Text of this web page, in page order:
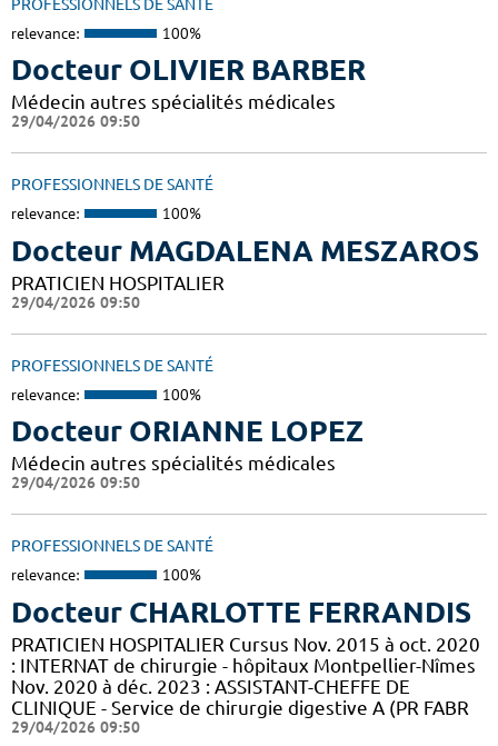
PROFESSIONNELS DE SANTÉ
relevance: 100%
Docteur OLIVIER BARBER
Médecin autres spécialités médicales
29/04/2026 09:50
PROFESSIONNELS DE SANTÉ
relevance: 100%
Docteur MAGDALENA MESZAROS
PRATICIEN HOSPITALIER
29/04/2026 09:50
PROFESSIONNELS DE SANTÉ
relevance: 100%
Docteur ORIANNE LOPEZ
Médecin autres spécialités médicales
29/04/2026 09:50
PROFESSIONNELS DE SANTÉ
relevance: 100%
Docteur CHARLOTTE FERRANDIS
PRATICIEN HOSPITALIER Cursus Nov. 2015 à oct. 2020
: INTERNAT de chirurgie - hôpitaux Montpellier-Nîmes
Nov. 2020 à déc. 2023 : ASSISTANT-CHEFFE DE
CLINIQUE - Service de chirurgie digestive A (PR FABR
29/04/2026 09:50